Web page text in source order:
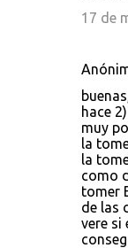
17 de
hace
muy
la
la
como
tomer
de las
vere si